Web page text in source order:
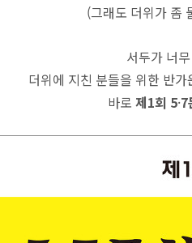
(그래도 더위가 좀
서두가 너
더위에 지친 분들을 위한 반가
바로 제1회 5·7